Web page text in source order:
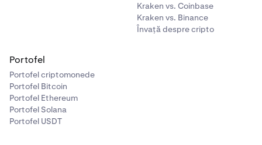
Kraken vs. Coinbase
Kraken vs. Binance
Învață despre cripto
Portofel
Portofel criptomonede
Portofel Bitcoin
Portofel Ethereum
Portofel Solana
Portofel USDT